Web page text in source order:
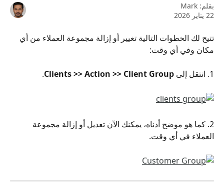
بقلم: Mark
22 يناير 2026
تتيح لك الخطوات التالية تغيير أو إزالة مجموعة العملاء من أي
مكان وفي أي وقت:
1. انتقل إلى Clients >> Action >> Client Group
.
2. كما هو موضح أدناه، يمكنك الآن تعديل أو إزالة مجموعة
العملاء في أي وقت.